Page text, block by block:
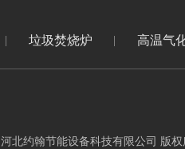
垃圾焚烧炉 高温气
河北约翰节能设备科技有限公司 版权